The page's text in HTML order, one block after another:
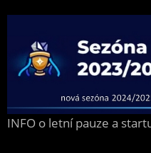
INFO o letní pauze a